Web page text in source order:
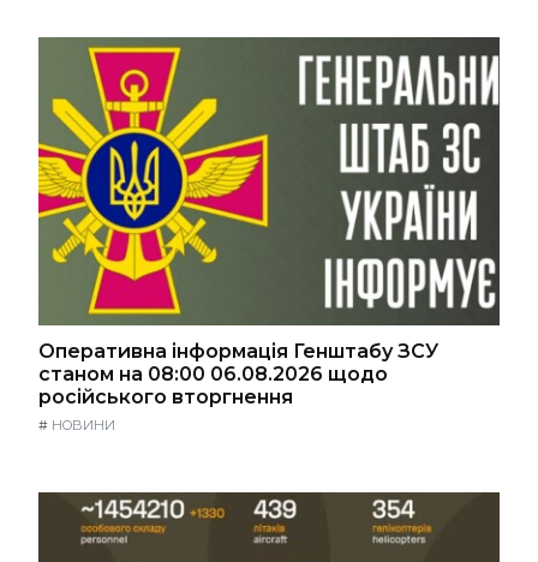
Оперативна інформація Генштабу ЗСУ
станом на 08:00 06.08.2026 щодо
російського вторгнення
# НОВИНИ